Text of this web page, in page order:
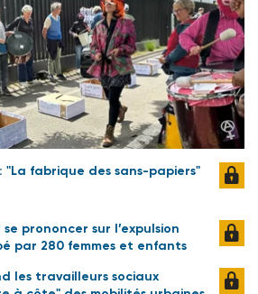
fabrique des sans-papiers"
prononcer sur l’expulsion
par 280 femmes et enfants
les travailleurs sociaux